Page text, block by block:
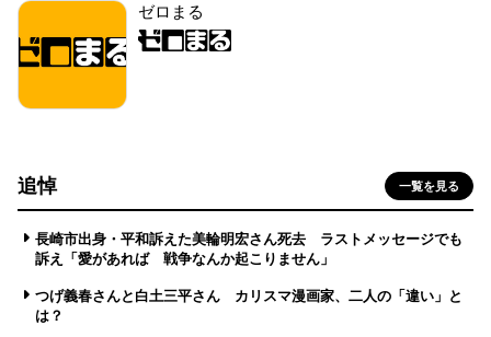
ゼロまる
追悼 一覧を見る
長崎市出身・平和訴えた美輪明宏さん死去 ラストメッセージでも
訴え「愛があれば 戦争なんか起こりません」
つげ義春さんと白土三平さん カリスマ漫画家、二人の「違い」と
は？